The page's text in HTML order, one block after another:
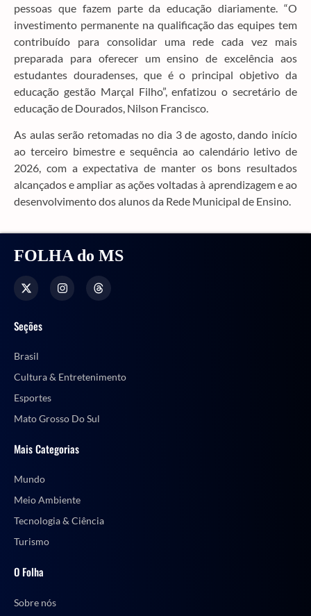
pessoas que fazem parte da educação diariamente. “O
investimento permanente na qualificação das equipes tem
contribuído para consolidar uma rede cada vez mais
preparada para oferecer um ensino de excelência aos
estudantes douradenses, que é o principal objetivo da
educação gestão Marçal Filho”, enfatizou o secretário de
educação de Dourados, Nilson Francisco.
As aulas serão retomadas no dia 3 de agosto, dando início
ao terceiro bimestre e sequência ao calendário letivo de
2026, com a expectativa de manter os bons resultados
alcançados e ampliar as ações voltadas à aprendizagem e ao
desenvolvimento dos alunos da Rede Municipal de Ensino.
FOLHA do MS
Seções
Brasil
Cultura & Entretenimento
Esportes
Mato Grosso Do Sul
Mais Categorias
Mundo
Meio Ambiente
Tecnologia & Ciência
Turismo
O Folha
Sobre nós